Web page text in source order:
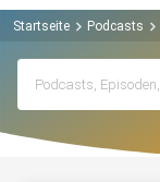
Startseite Podcasts